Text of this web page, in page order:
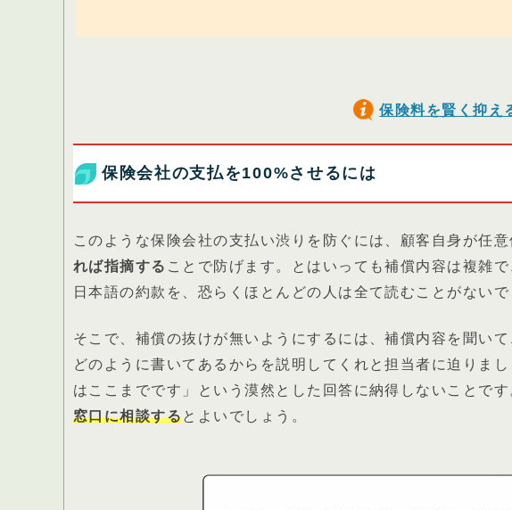
保険料を賢く抑え
保険会社の支払を100%させるには
このような保険会社の支払い渋りを防ぐには、顧客自身が任
れば指摘する ことで防げます。とはいっても補償内容は複雑
日本語の約款を、恐らくほとんどの人は全て読むことがない
そこで、補償の抜けが無いようにするには、補償内容を聞い
どのように書いてあるからを説明してくれと担当者に迫りま
はここまでです」という漠然とした回答に納得しないことで
窓口に相談するとよいでしょう。